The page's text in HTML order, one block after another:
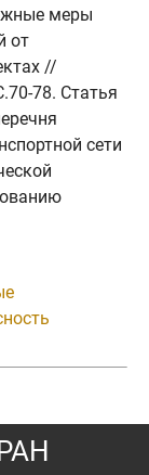
меры
от
//
78. Статья
сети